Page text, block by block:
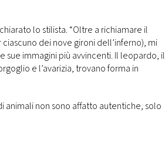
lo stilista. “Oltre a richiamare il
dei nove gironi dell’inferno), mi
immagini più avvincenti. Il leopardo, il
e l’avarizia, trovano forma in
non sono affatto autentiche, solo